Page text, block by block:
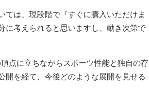
は、現段階で『すぐに購入いただけま
に考えられると思いますし、動き次第で
点に立ちながらスポーツ性能と独自の存
開を経て、今後どのような展開を見せる